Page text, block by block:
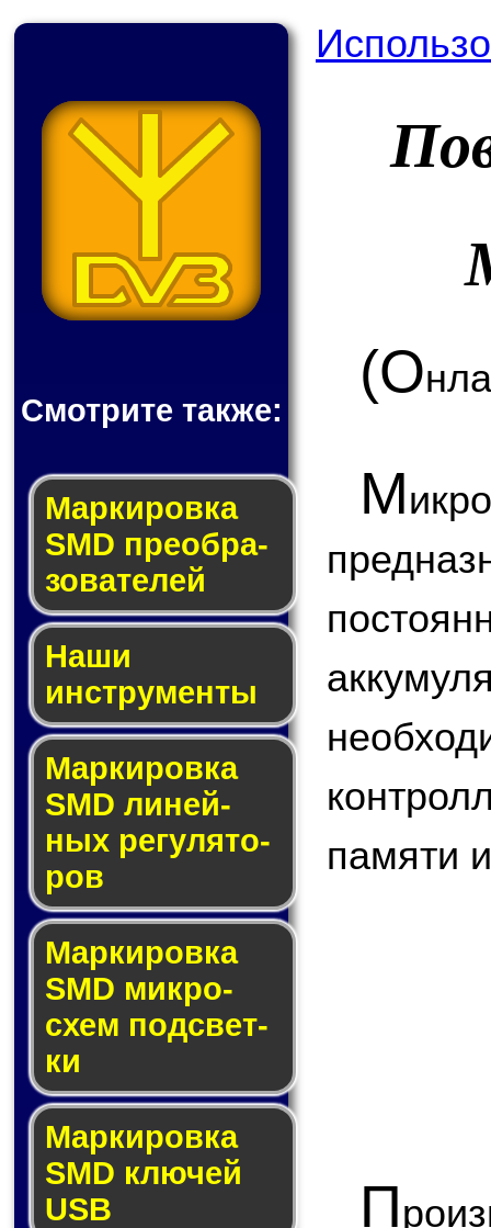
Смотрите также:
Мар­ки­ров­ка
SMD пре­об­ра­
зо­ва­те­лей
Наши
инструменты
Маркировка
SMD ли­ней­
ных ре­гу­ля­то­
ров
Маркировка
SMD мик­ро­
схем под­свет­
ки
Маркировка
SMD клю­чей
USB
(О
М
памяти
П